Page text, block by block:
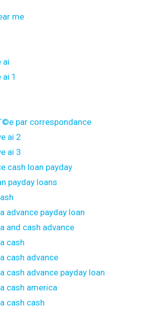
me
ai
1
par correspondance
ai 2
ai 3
cash loan payday
payday loans
advance payday loan
and cash advance
cash
cash advance
cash advance payday loan
cash america
cash cash